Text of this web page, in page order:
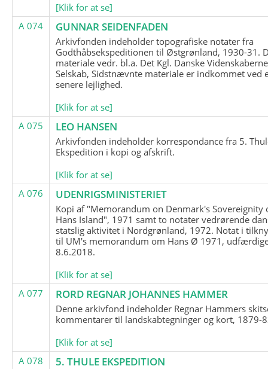
[Klik for at se]
A 074
GUNNAR SEIDENFADEN
Arkivfonden indeholder topografiske notater fra
Godthåbsekspeditionen til Østgrønland, 1930-31.
materiale vedr. bl.a. Det Kgl. Danske
Selskab, Sidstnævnte materiale er indkommet ved
senere lejlighed.
[Klik for at se]
A 075
LEO HANSEN
Arkivfonden indeholder korrespondance fra 5.
Ekspedition i kopi og afskrift.
[Klik for at se]
A 076
UDENRIGSMINISTERIET
Kopi af "Memorandum on Denmark's Sovereignity
Hans Island", 1971 samt to notater vedrørende
statslig aktivitet i Nordgrønland, 1972. Notat i
til UM's memorandum om Hans Ø 1971,
8.6.2018.
[Klik for at se]
A 077
RORD REGNAR JOHANNES HAMMER
Denne arkivfond indeholder Regnar Hammers
kommentarer til landskabtegninger og kort, 1879-
[Klik for at se]
A 078
5. THULE EKSPEDITION